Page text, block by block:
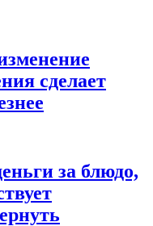
сделает
за блюдо,